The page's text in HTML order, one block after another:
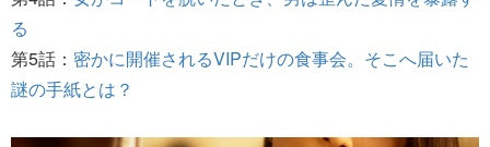
る
第5話： 密かに開催されるVIPだけの食事会。そこへ届いた
謎の手紙とは？